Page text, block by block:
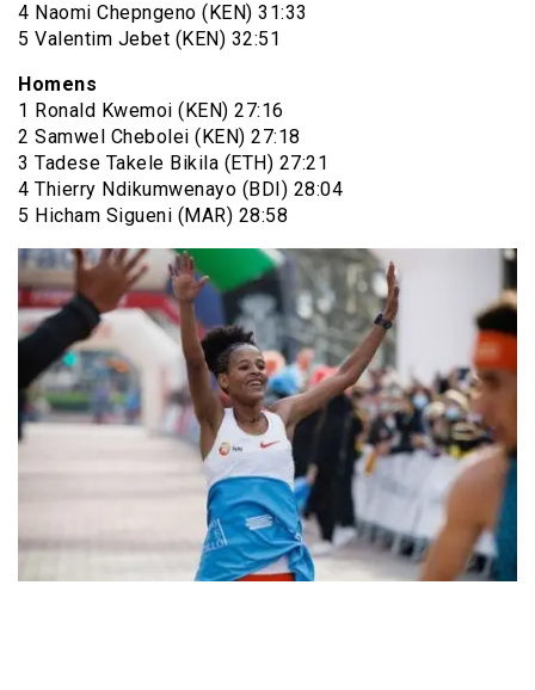
4 Naomi Chepngeno (KEN) 31:33
5 Valentim Jebet (KEN) 32:51
Homens
1 Ronald Kwemoi (KEN) 27:16
2 Samwel Chebolei (KEN) 27:18
3 Tadese Takele Bikila (ETH) 27:21
4 Thierry Ndikumwenayo (BDI) 28:04
5 Hicham Sigueni (MAR) 28:58